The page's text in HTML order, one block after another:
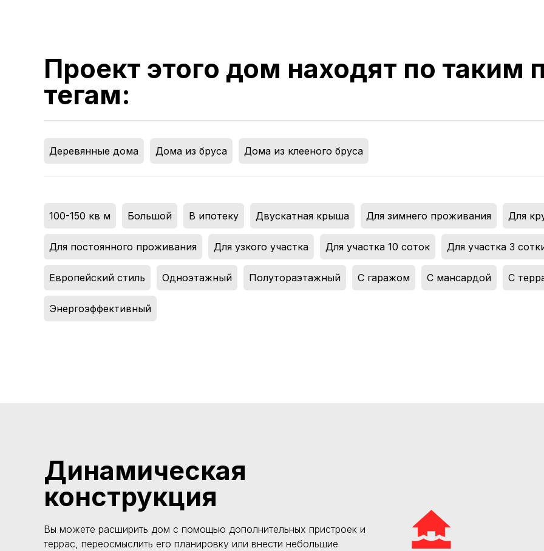
Проект этого дом находят по таким
тегам:
Деревянные дома Дома из бруса Дома из клееного бруса
100-150 кв м Большой В ипотеку Двускатная крыша Для зимнего проживания Для
Для постоянного проживания Для узкого участка Для участка 10 соток Для участка 3
Европейский стиль Одноэтажный Полутораэтажный С гаражом С мансардой С
Энергоэффективный
Динамическая
конструкция
Вы можете расширить дом с помощью дополнительных пристроек и
террас, переосмыслить его планировку или внести небольшие